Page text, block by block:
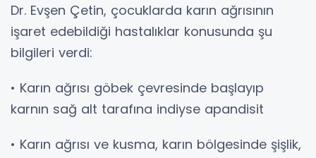
Dr. Evşen Çetin, çocuklarda karın ağrısının
işaret edebildiği hastalıklar konusunda şu
bilgileri verdi:
• Karın ağrısı göbek çevresinde başlayıp
karnın sağ alt tarafına indiyse apandisit
• Karın ağrısı ve kusma, karın bölgesinde şişlik,